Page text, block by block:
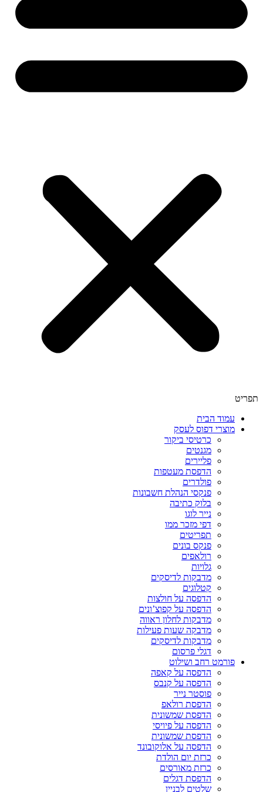
תפריט
עמוד הבית
מוצרי דפוס לעסק
כרטיסי ביקור
מגנטים
פליירים
הדפסת מעטפות
פולדרים
פנקסי הנהלת חשבונות
בלוק כתיבה
נייר לוגו
דפי מזכר ממו
תפריטים
פנקס בונים
רולאפים
גלויות
מדבקות לדיסקים
קטלוגים
הדפסה על חולצות
הדפסה על קפוצ’ונים
מדבקות לחלון ראווה
מדבקה שעות פעילות
מדבקות לדיסקים
דגלי פרסום
פורמט רחב ושילוט
הדפסה על קאפה
הדפסה על קנבס
פוסטר נייר
הדפסת רולאפ
הדפסת שמשונית
הדפסה על פיויסי
הדפסת שמשונית
הדפסה על אלוקובונד
כרזת יום הולדת
כרזת מאורסים
הדפסת דגלים
שלטים לבניין